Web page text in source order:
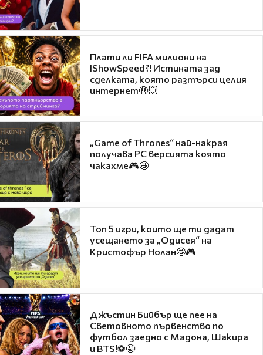
Плати ли FIFA милиони на
IShowSpeed?! Истината зад
сделката, която разтърси целия
интернет🤑💥
„Game of Thrones“ най-накрая
получава PC версията която
чакахме🎮🤩
Топ 5 игри, които ще ти дадат
усещането за „Одисея“ на
Кристофър Нолан🤩🎮
Джъстин Бийбър ще пее на
Световното първенство по
футбол заедно с Мадона, Шакира
и BTS!⚽🤩